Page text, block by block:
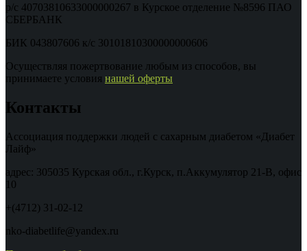
р/с 40703810633000000267 в Курское отделение №8596 ПАО
СБЕРБАНК
БИК 043807606 к/с 30101810300000000606
Осуществляя пожертвование любым из способов, вы
принимаете условия нашей оферты
Контакты
Ассоциация поддержки людей с сахарным диабетом «Диабет
Лайф»
адрес: 305035 Курская обл., г.Курск, п.Аккумулятор 21-В, офис
10
+(4712) 31-02-12
nko-diabetlife@yandex.ru